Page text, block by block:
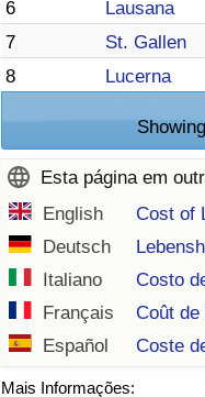
6
Lausana
7
St. Gallen
8
Lucerna
Esta página em
English
Cost of
Deutsch
Italiano
Costo
Français
Coût
Español
Coste
Mais Informações: